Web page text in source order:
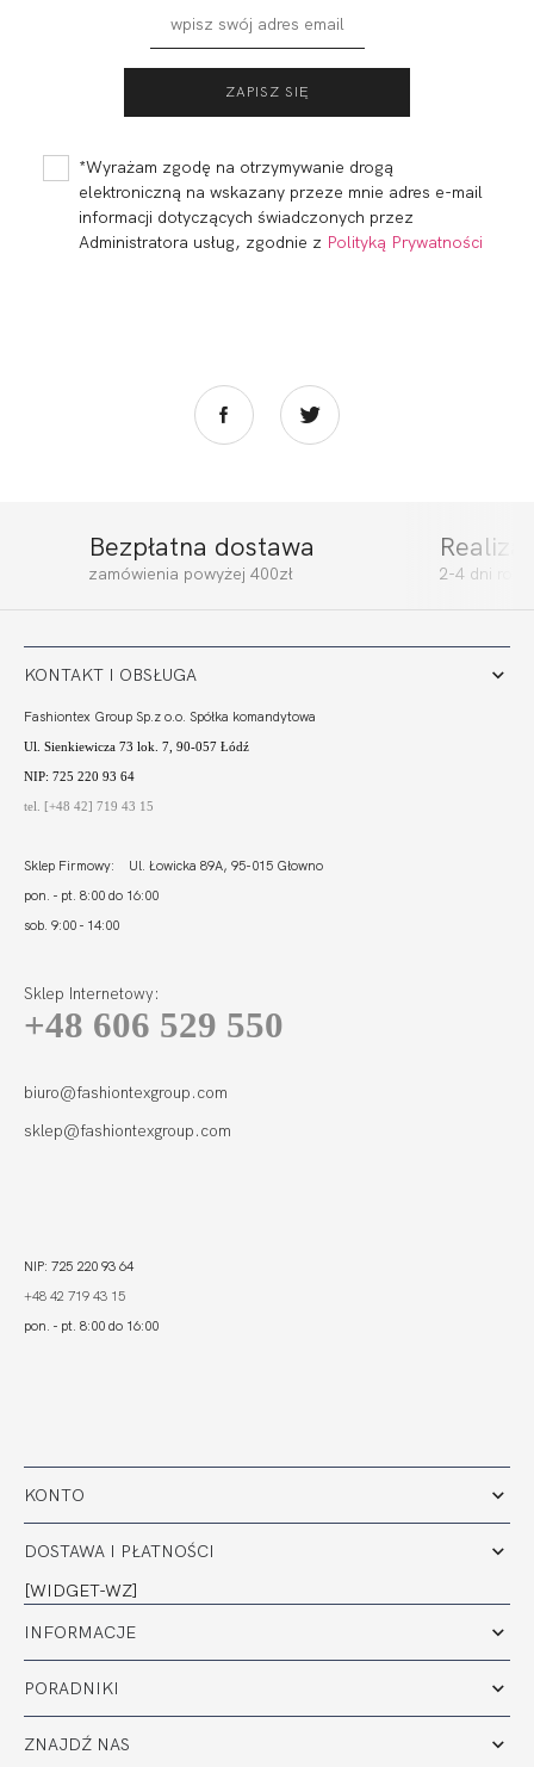
*Wyrażam zgodę na otrzymywanie drogą
elektroniczną na wskazany przeze mnie adres e-mail
informacji dotyczących świadczonych przez
Administratora usług, zgodnie z Polityką Prywatności
Bezpłatna dostawa
zamówienia powyżej 400zł 2-4 dni
KONTO
DOSTAWA I PŁATNOŚCI
[WIDGET-WZ]
INFORMACJE
PORADNIKI
ZNAJDŹ NAS
KONTAKT I OBSŁUGA
Fashiontex Group Sp.z o.o. Spółka komandytowa
Ul. Sienkiewicza 73 lok. 7, 90-057 Łódź
NIP: 725 220 93 64
tel. [+48 42] 719 43 15
Sklep Firmowy: Ul. Łowicka 89A, 95-015 Głowno
pon. - pt. 8:00 do 16:00
sob. 9:00 - 14:00
Sklep Internetowy:
+48 606 529 550
biuro@fashiontexgroup.com
sklep@fashiontexgroup.com
NIP: 725 220 93 64
+48 42 719 43 15
pon. - pt. 8:00 do 16:00